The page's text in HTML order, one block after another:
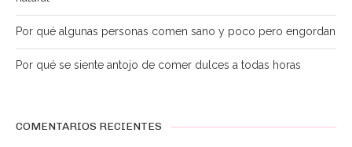
Por qué algunas personas comen sano y poco pero engordan
Por qué se siente antojo de comer dulces a todas horas
COMENTARIOS RECIENTES